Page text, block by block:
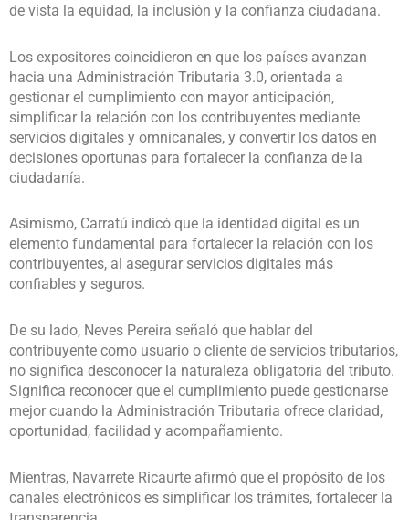
de vista la equidad, la inclusión y la confianza ciudadana.
Los expositores coincidieron en que los países avanzan
hacia una Administración Tributaria 3.0, orientada a
gestionar el cumplimiento con mayor anticipación,
simplificar la relación con los contribuyentes mediante
servicios digitales y omnicanales, y convertir los datos en
decisiones oportunas para fortalecer la confianza de la
ciudadanía.
Asimismo, Carratú indicó que la identidad digital es un
elemento fundamental para fortalecer la relación con los
contribuyentes, al asegurar servicios digitales más
confiables y seguros.
De su lado, Neves Pereira señaló que hablar del
contribuyente como usuario o cliente de servicios tributarios,
no significa desconocer la naturaleza obligatoria del tributo.
Significa reconocer que el cumplimiento puede gestionarse
mejor cuando la Administración Tributaria ofrece claridad,
oportunidad, facilidad y acompañamiento.
Mientras, Navarrete Ricaurte afirmó que el propósito de los
canales electrónicos es simplificar los trámites, fortalecer la